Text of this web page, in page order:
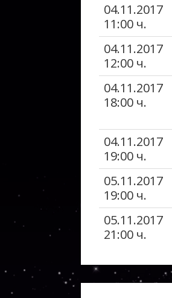
04.11.2017
11:00 ч.
04.11.2017
12:00 ч.
04.11.2017
18:00 ч.
04.11.2017
19:00 ч.
05.11.2017
19:00 ч.
05.11.2017
21:00 ч.